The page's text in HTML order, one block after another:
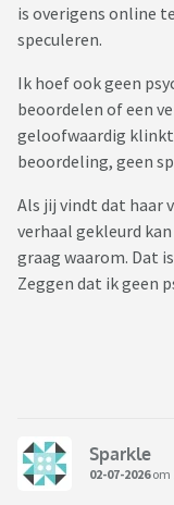
is overigens online
speculeren.
Ik hoef ook geen
beoordelen of een
geloofwaardig
beoordeling, geen
Als jij vindt dat haar
verhaal gekleurd
graag waarom. Dat
Zeggen dat ik geen
Sparkle
02-07-2026om